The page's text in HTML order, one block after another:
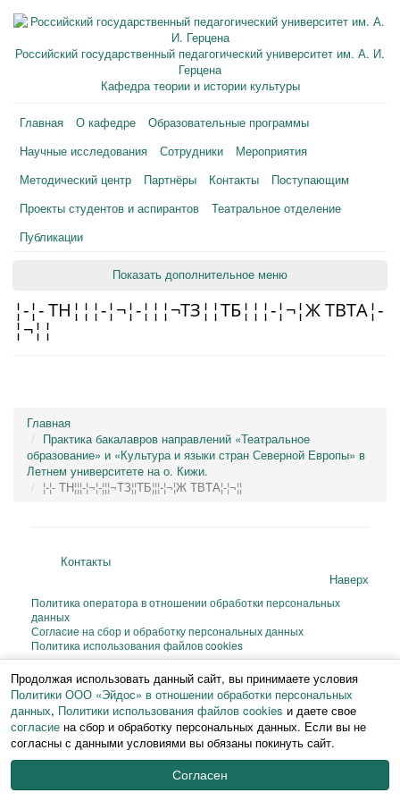
Российский государственный педагогический университет им. А. И.
Герцена
Кафедра теории и истории культуры
Главная О кафедре
Образовательные программы
Научные исследования
Сотрудники
Мероприятия
Методический центр
Партнёры Контакты
Поступающим
Проекты студентов и аспирантов
Театральное отделение
Публикации
Показать дополнительное меню
¦-¦- TН¦¦¦-¦¬¦-¦¦¦¬TЗ¦¦TБ¦¦¦-¦¬¦Ж TВTА¦-
¦¬¦¦
Главная
Практика бакалавров направлений «Театральное
образование» и «Культура и языки стран Северной Европы» в
Летнем университете на о. Кижи.
¦-¦- TН¦¦¦-¦¬¦-¦¦¦¬TЗ¦¦TБ¦¦¦-¦¬¦Ж TВTА¦-¦¬¦¦
Контакты
Наверх
Политика оператора в отношении обработки персональных
данных
Согласие на сбор и обработку персональных данных
Политика использования файлов cookies
Перепечатка и любое воспроизведение материалов и иллюстраций веб-
сайта или фрагментов
из них на любом языке возможны только с письменного разрешения ИФЧ
РГПУ им. А. И. Герцена.
Продолжая использовать данный сайт, вы принимаете условия
Политики ООО «Эйдос» в отношении обработки персональных
данных, Политики использования файлов cookies и даете свое
согласие на сбор и обработку персональных данных. Если вы не
согласны с данными условиями вы обязаны покинуть сайт.
Согласен